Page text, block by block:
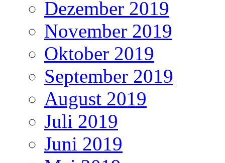
Dezember 2019
November 2019
Oktober 2019
September 2019
August 2019
Juli 2019
Juni 2019